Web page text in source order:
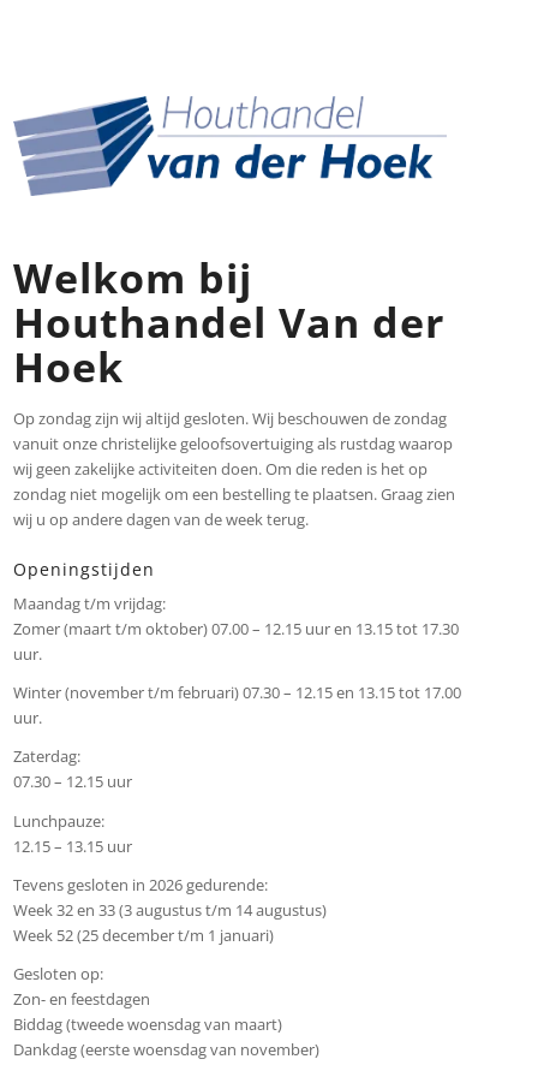
Welkom bij
Houthandel Van der
Hoek
Op zondag zijn wij altijd gesloten. Wij beschouwen de zondag
vanuit onze christelijke geloofsovertuiging als rustdag waarop
wij geen zakelijke activiteiten doen. Om die reden is het op
zondag niet mogelijk om een bestelling te plaatsen. Graag zien
wij u op andere dagen van de week terug.
Openingstijden
Maandag t/m vrijdag:
Zomer (maart t/m oktober) 07.00 – 12.15 uur en 13.15 tot 17.30
uur.
Winter (november t/m februari) 07.30 – 12.15 en 13.15 tot 17.00
uur.
Zaterdag:
07.30 – 12.15 uur
Lunchpauze:
12.15 – 13.15 uur
Tevens gesloten in 2026 gedurende:
Week 32 en 33 (3 augustus t/m 14 augustus)
Week 52 (25 december t/m 1 januari)
Gesloten op:
Zon- en feestdagen
Biddag (tweede woensdag van maart)
Dankdag (eerste woensdag van november)